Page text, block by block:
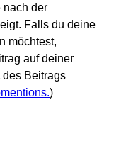
nach der
Falls du deine
möchtest,
auf deiner
Beitrags
)